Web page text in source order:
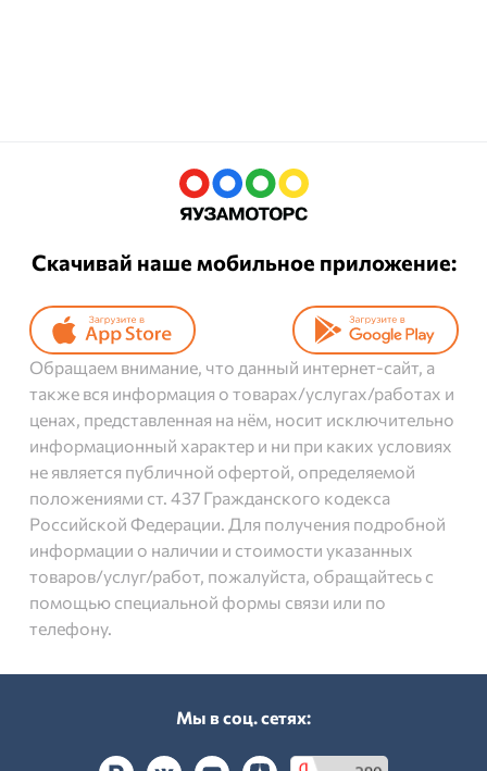
Скачивай наше мобильное приложение:
Обращаем внимание, что данный интернет-сайт, а
также вся информация о товарах/услугах/работах и
ценах, представленная на нём, носит исключительно
информационный характер и ни при каких условиях
не является публичной офертой, определяемой
положениями ст. 437 Гражданского кодекса
Российской Федерации. Для получения подробной
информации о наличии и стоимости указанных
товаров/услуг/работ, пожалуйста, обращайтесь с
помощью специальной формы связи или по
телефону.
Мы в соц. cетях: